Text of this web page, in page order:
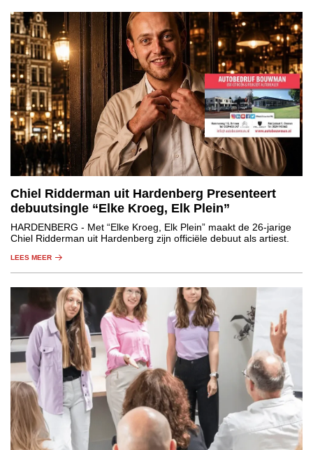
Chiel Ridderman uit Hardenberg Presenteert
debuutsingle “Elke Kroeg, Elk Plein”
HARDENBERG - Met “Elke Kroeg, Elk Plein” maakt de 26-jarige
Chiel Ridderman uit Hardenberg zijn officiële debuut als artiest.
LEES MEER